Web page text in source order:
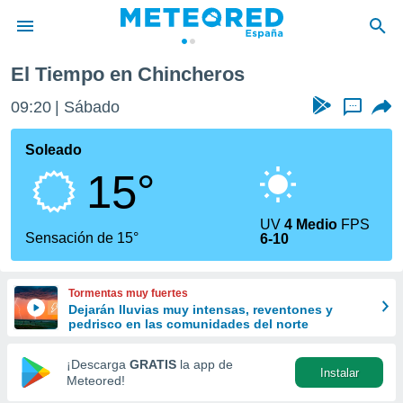
de
por
que se
calidad.
a este
las
y
forma
digital
basada
El Tiempo en Chincheros
09:20 Sábado ...
Soleado
15°
Sensación de 15°
UV4 Medio FPS
6-10
Tormentas muy fuertes
Dejarán lluvias muy intensas, reventones y
pedrisco en las comunidades del norte
¡Descarga GRATIS la app de
Meteored!
Instalar